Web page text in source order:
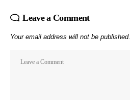
Leave a Comment
Your email address will not be published.